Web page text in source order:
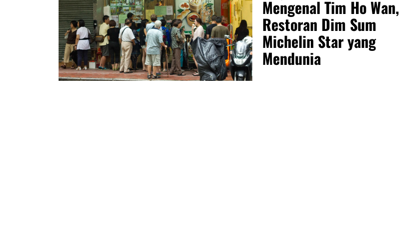
Mengenal Tim Ho Wan,
Restoran Dim Sum
Michelin Star yang
Mendunia